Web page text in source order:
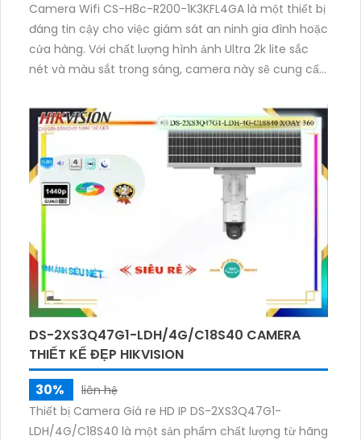
Camera Wifi CS-H8c-R200-1K3KFL4GA là một thiết bị
đáng tin cậy cho việc giám sát an ninh gia đình hoặc
cửa hàng. Với chất lượng hình ảnh Ultra 2k lite sắc
nét và màu sắt trong sáng, camera này sẽ cung cấp
Hồng Ngoại Smart IR giúp bạn quan sát ban đêm với
tầm nhìn Hồng Ngoại lên đến 30m. Thiết bị này cũng
có khả năng xoay 360 độ, với kết nối IP và tương
thích với wifi. Với chi phí phù hợp và tích hợp Công
Nghệ AI, camera này là lựa chọn tuyệt vời cho nhu
cầu giám sát an ninh của gia đình hoặc cửa hàng
của bạn.
DS-2XS3Q47G1-LDH/4G/C18S40 CAMERA
THIẾT KẾ ĐẸP HIKVISION
30%
liên hệ
Thiết bị Camera Giá re HD IP DS-2XS3Q47G1-
LDH/4G/C18S40 là một sản phẩm chất lượng từ hãng